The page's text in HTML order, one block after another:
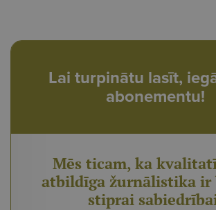
Lai turpinātu lasīt,
abonementu!
Mēs ticam, ka
atbildīga žurnālistika ir
stiprai